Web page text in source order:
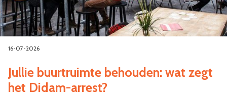
16-07-2026
Jullie buurtruimte behouden: wat zegt
het Didam-arrest?